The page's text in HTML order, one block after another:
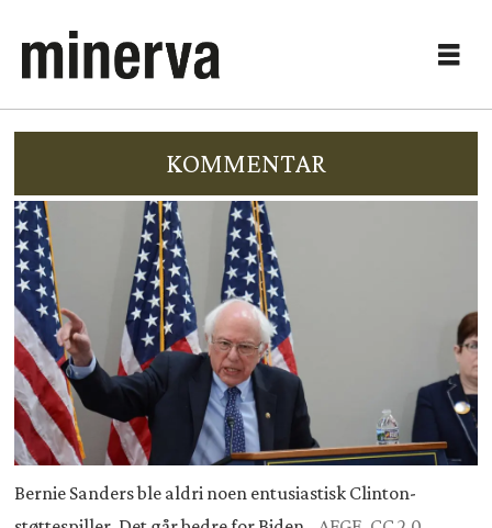
KOMMENTAR
Bernie Sanders ble aldri noen entusiastisk Clinton-